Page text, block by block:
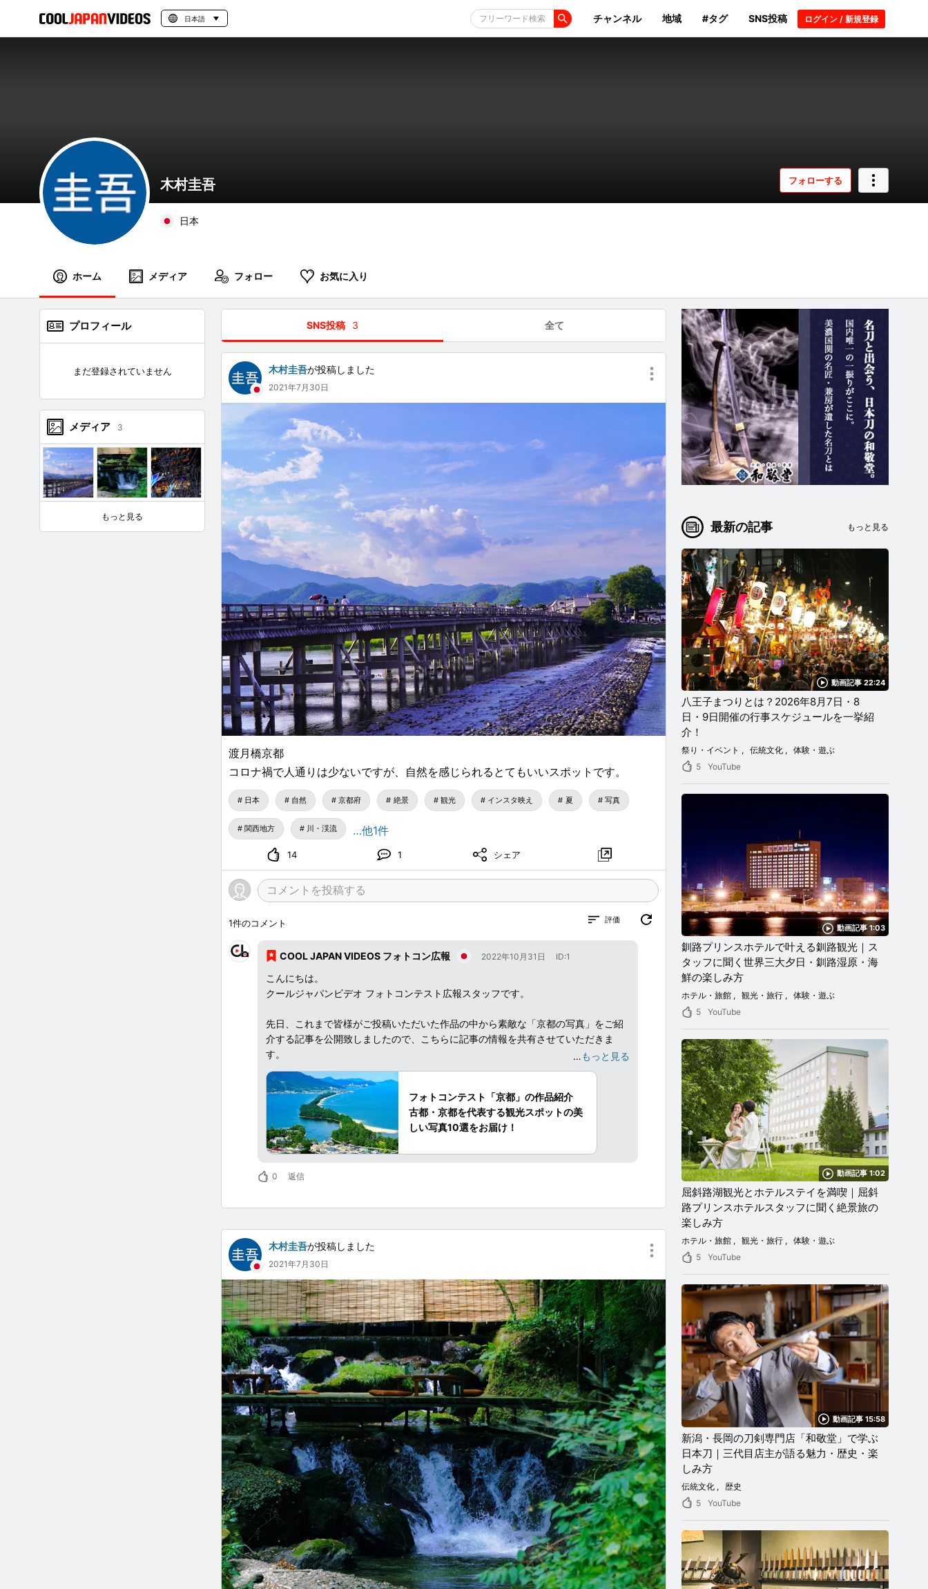
日本語 フリーワード検索 チャンネル 地域 #タグ SNS投稿 ログイン / 新規登録
木村圭吾 フォローする
日本
ホーム メディア フォロー お気に入り
SNS投稿 3 全て
木村圭吾が投稿しました
2021年7月30日
渡月橋京都
コロナ禍で人通りは少ないですが、自然を感じられるとてもいいスポットです。
日本 自然 京都府 絶景 観光 インスタ映え 夏 写真
関西地方 川・渓流 …他1件
14 1 シェア
1件のコメント 評価
COOL JAPAN VIDEOS フォトコン広報 2022年10月31日 ID:1
こんにちは。
クールジャパンビデオ フォトコンテスト広報スタッフです。
先日、これまで皆様がご投稿いただいた作品の中から素敵な「京都の写真」をご紹
介する記事を公開致しましたので、こちらに記事の情報を共有させていただきま
す。
現在含め「COOL JAPAN VIDEOS フォトコンテスト」は2ヶ月に1度テーマや企画を
変えて常時開催しております。
大賞、佳作に選ばれた方には賞金として、賞品：Amazonギフト券 1万円分〜3万円
分をプレゼント！
年齢不問・撮影機材・初心者・プロやアマの写真家などは問いません。 スマホの写
真でもご応募可能です。
…もっと見る
フォトコンテスト「京都」の作品紹介
古都・京都を代表する観光スポットの美
しい写真10選をお届け！
0 返信
木村圭吾が投稿しました
2021年7月30日
プロフィール
まだ登録されていません
メディア 3
もっと見る
最新の記事 もっと見る
動画記事 22:24
八王子まつりとは？2026年8月7日・8
日・9日開催の行事スケジュールを一挙紹
介！
祭り・イベント 伝統文化
体験・遊ぶ
5
YouTube
動画記事 1:03
釧路プリンスホテルで叶える釧路観光｜ス
タッフに聞く世界三大夕日・釧路湿原・海
鮮の楽しみ方
ホテル・旅館 観光・旅行
体験・遊ぶ
5
YouTube
動画記事 1:02
屈斜路湖観光とホテルステイを満喫｜屈斜
路プリンスホテルスタッフに聞く絶景旅の
楽しみ方
ホテル・旅館 観光・旅行
体験・遊ぶ
5
YouTube
動画記事 15:58
新潟・長岡の刀剣専門店「和敬堂」で学ぶ
日本刀｜三代目店主が語る魅力・歴史・楽
しみ方
伝統文化
歴史
5
YouTube